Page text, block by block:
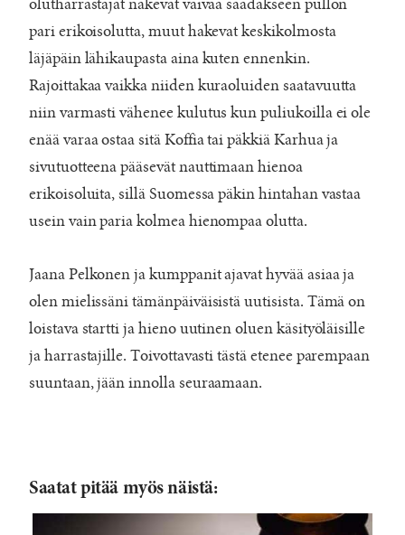
olutharrastajat näkevät vaivaa saadakseen pullon
pari erikoisolutta, muut hakevat keskikolmosta
läjäpäin lähikaupasta aina kuten ennenkin.
Rajoittakaa vaikka niiden kuraoluiden saatavuutta
niin varmasti vähenee kulutus kun puliukoilla ei ole
enää varaa ostaa sitä Koffia tai päkkiä Karhua ja
sivutuotteena pääsevät nauttimaan hienoa
erikoisoluita, sillä Suomessa päkin hintahan vastaa
usein vain paria kolmea hienompaa olutta.
Jaana Pelkonen ja kumppanit ajavat hyvää asiaa ja
olen mielissäni tämänpäiväisistä uutisista. Tämä on
loistava startti ja hieno uutinen oluen käsityöläisille
ja harrastajille. Toivottavasti tästä etenee parempaan
suuntaan, jään innolla seuraamaan.
Saatat pitää myös näistä: